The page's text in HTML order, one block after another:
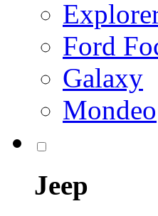
Ford
Galaxy
Mondeo
Jeep